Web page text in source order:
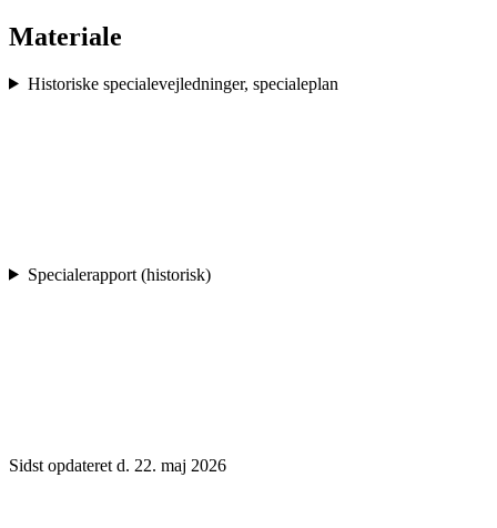
Materiale
Historiske specialevejledninger, specialeplan
Specialerapport (historisk)
Sidst opdateret d. 22. maj 2026